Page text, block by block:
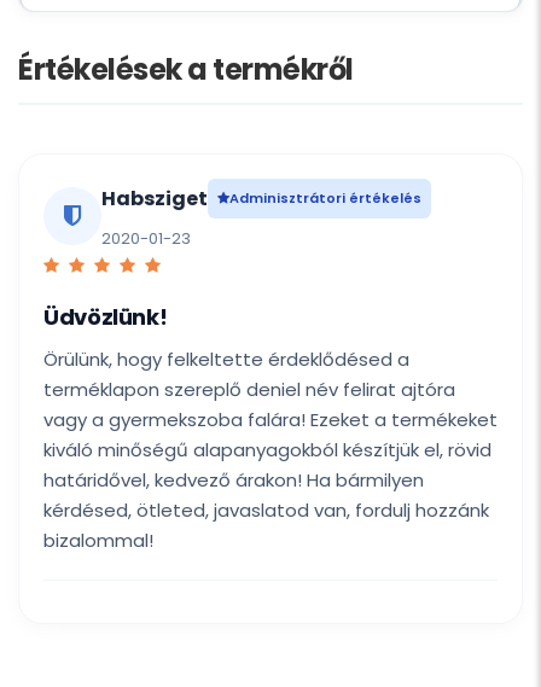
Értékelések a termékről
Habsziget Adminisztrátori értékelés
2020-01-23
Üdvözlünk!
Örülünk, hogy felkeltette érdeklődésed a
terméklapon szereplő deniel név felirat ajtóra
vagy a gyermekszoba falára! Ezeket a termékeket
kiváló minőségű alapanyagokból készítjük el, rövid
határidővel, kedvező árakon! Ha bármilyen
kérdésed, ötleted, javaslatod van, fordulj hozzánk
bizalommal!